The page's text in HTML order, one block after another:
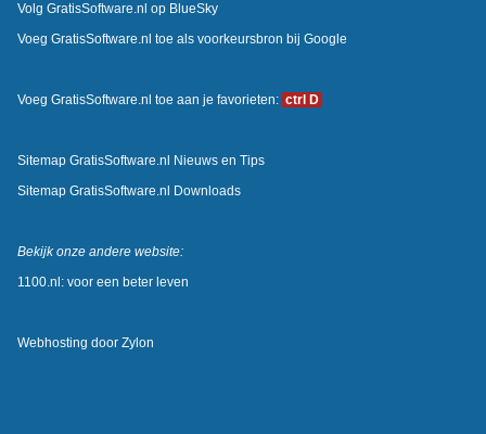
Volg GratisSoftware.nl op BlueSky
Voeg GratisSoftware.nl toe als voorkeursbron bij Google
Voeg GratisSoftware.nl toe aan je favorieten: ctrl D
Sitemap GratisSoftware.nl Nieuws en Tips
Sitemap GratisSoftware.nl Downloads
Bekijk onze andere website:
1100.nl: voor een beter leven
Webhosting door Zylon